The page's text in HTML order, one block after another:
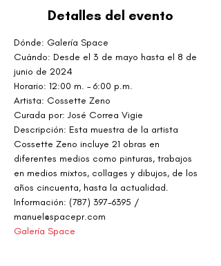
Detalles del evento
Dónde: Galería Space
Cuándo: Desde el 3 de mayo hasta el 8 de
junio de 2024
Horario: 12:00 m. – 6:00 p.m.
Artista: Cossette Zeno
Curada por: José Correa Vigie
Descripción: Esta muestra de la artista
Cossette Zeno incluye 21 obras en
diferentes medios como pinturas, trabajos
en medios mixtos, collages y dibujos, de los
años cincuenta, hasta la actualidad.
Información: (787) 397-6395 /
manuel@spacepr.com
Galería Space